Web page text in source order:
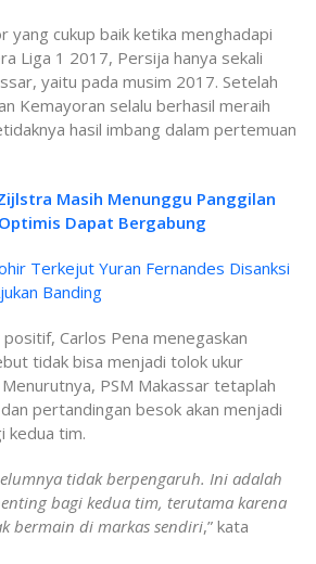
yang cukup baik ketika menghadapi
Liga 1 2017, Persija hanya sekali
yaitu pada musim 2017. Setelah
Kemayoran selalu berhasil meraih
hasil imbang dalam pertemuan
Masih Menunggu Panggilan
Dapat Bergabung
Terkejut Yuran Fernandes Disanksi
Banding
Carlos Pena menegaskan
tidak bisa menjadi tolok ukur
PSM Makassar tetaplah
pertandingan besok akan menjadi
kedua tim.
tidak berpengaruh. Ini adalah
bagi kedua tim, terutama karena
bermain di markas sendiri,” kata